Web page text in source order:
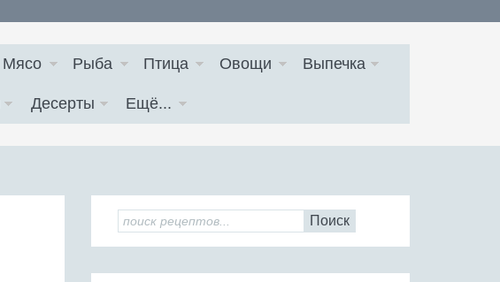
Мясо Рыба Птица Овощи Выпечка
Десерты Ещё...
Поиск